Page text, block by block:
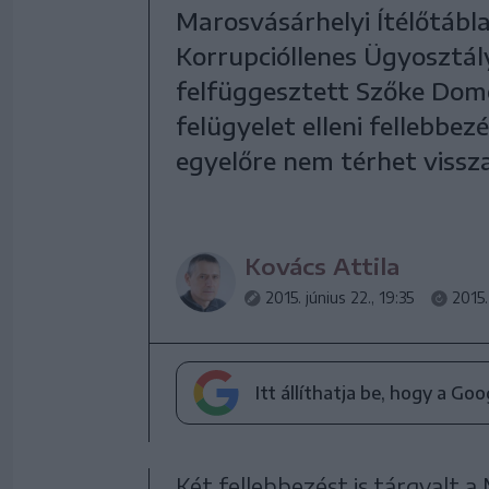
Marosvásárhelyi
Korrupcióllenes
felfüggesztett Szőke
felügyelet elleni
egyelőre nem térhet
Kovács Attila
2015. június 22., 19:35
Itt állíthatja be, hogy a